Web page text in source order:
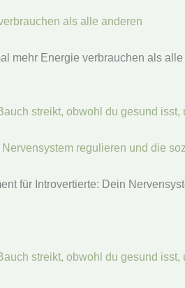
als alle anderen
mehr Energie verbrauchen als
regulieren und die
für Introvertierte: Dein